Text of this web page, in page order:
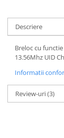
Descriere
Breloc cu
13.56Mhz UID
Informatii
Review-uri(3)